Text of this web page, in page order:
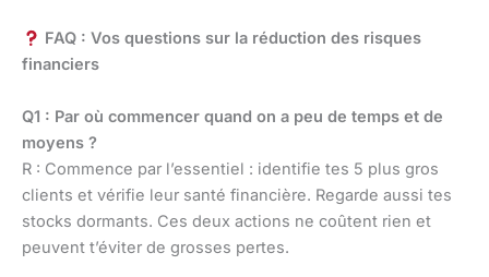
FAQ : Vos questions sur la réduction des risques
financiers
Q1 : Par où commencer quand on a peu de temps et de
moyens ?
R : Commence par l’essentiel : identifie tes 5 plus gros
clients et vérifie leur santé financière. Regarde aussi tes
stocks dormants. Ces deux actions ne coûtent rien et
peuvent t’éviter de grosses pertes.